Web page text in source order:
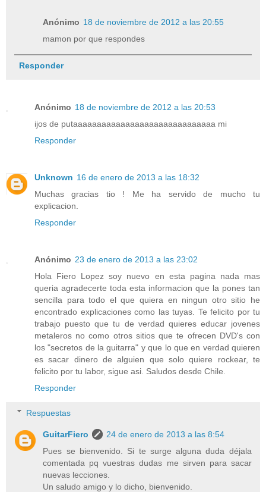
Anónimo 18 de noviembre de 2012 a las 20:55
mamon por que respondes
Responder
Anónimo 18 de noviembre de 2012 a las 20:53
ijos de putaaaaaaaaaaaaaaaaaaaaaaaaaaaaaa mi
Responder
Unknown 16 de enero de 2013 a las 18:32
Muchas gracias tio ! Me ha servido de mucho tu
explicacion.
Responder
Anónimo 23 de enero de 2013 a las 23:02
Hola Fiero Lopez soy nuevo en esta pagina nada mas
queria agradecerte toda esta informacion que la pones tan
sencilla para todo el que quiera en ningun otro sitio he
encontrado explicaciones como las tuyas. Te felicito por tu
trabajo puesto que tu de verdad quieres educar jovenes
metaleros no como otros sitios que te ofrecen DVD's con
los "secretos de la guitarra" y que lo que en verdad quieren
es sacar dinero de alguien que solo quiere rockear, te
felicito por tu labor, sigue asi. Saludos desde Chile.
Responder
Respuestas
GuitarFiero
24 de enero de 2013 a las 8:54
Pues se bienvenido. Si te surge alguna duda déjala
comentada pq vuestras dudas me sirven para sacar
nuevas lecciones.
Un saludo amigo y lo dicho, bienvenido.